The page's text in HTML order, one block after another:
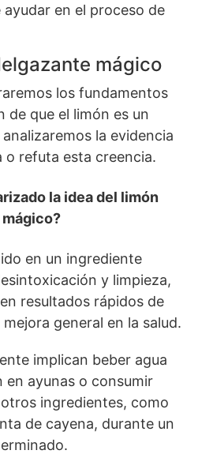
en el proceso de
mágico
los fundamentos
de que el limón es un
la evidencia
o refuta esta creencia.
la idea del limón
en un ingrediente
y limpieza,
resultados rápidos de
general en la salud.
implican beber agua
ayunas o consumir
ingredientes, como
de cayena, durante un